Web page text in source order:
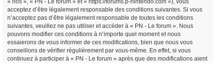
« nos », « PN - Le forum » et « https://forums.p-nintendo.com »), vous
acceptez d’être légalement responsable des conditions suivantes. Si vous
n’acceptez pas d’être légalement responsable de toutes les conditions
suivantes, veuillez ne pas utiliser et accéder à « PN - Le forum ». Nous
pouvons modifier ces conditions à n’importe quel moment et nous
essaierons de vous informer de ces modifications, bien que nous vous
conseillons de vérifier régulièrement par vous-même. En effet, si vous
continuez à participer à « PN - Le forum » après que des modifications aient